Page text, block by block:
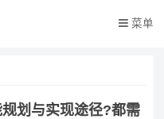
菜单
划与实现途径?都需